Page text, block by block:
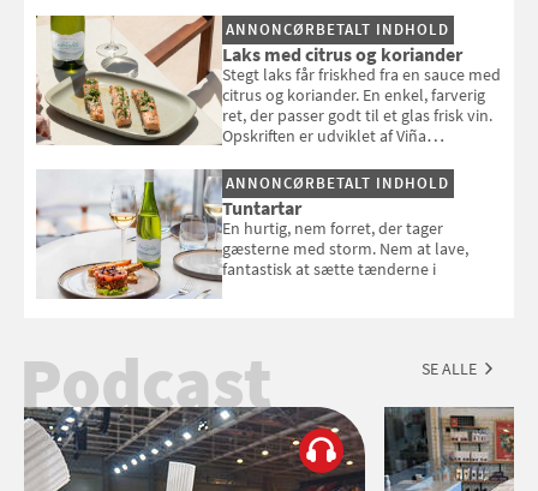
selvstændigt måltid. Opskriften er fra
Louisa Lorangs kogebog "Salat".
ANNONCØRBETALT INDHOLD
Laks med citrus og koriander
Stegt laks får friskhed fra en sauce med
citrus og koriander. En enkel, farverig
ret, der passer godt til et glas frisk vin.
Opskriften er udviklet af Viña
ANNONCØRBETALT INDHOLD
Tuntartar
En hurtig, nem forret, der tager
gæsterne med storm. Nem at lave,
fantastisk at sætte tænderne i
Podcast SE ALLE